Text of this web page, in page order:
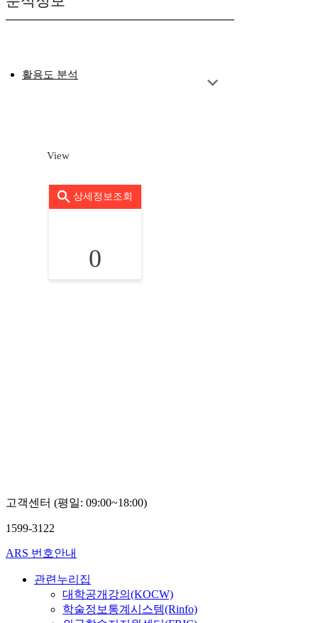
활용도 분석
View
상세정보조회
0
고객센터 (평일: 09:00~18:00)
1599-3122
ARS 번호안내
관련누리집
대학공개강의(KOCW)
학술정보통계시스템(Rinfo)